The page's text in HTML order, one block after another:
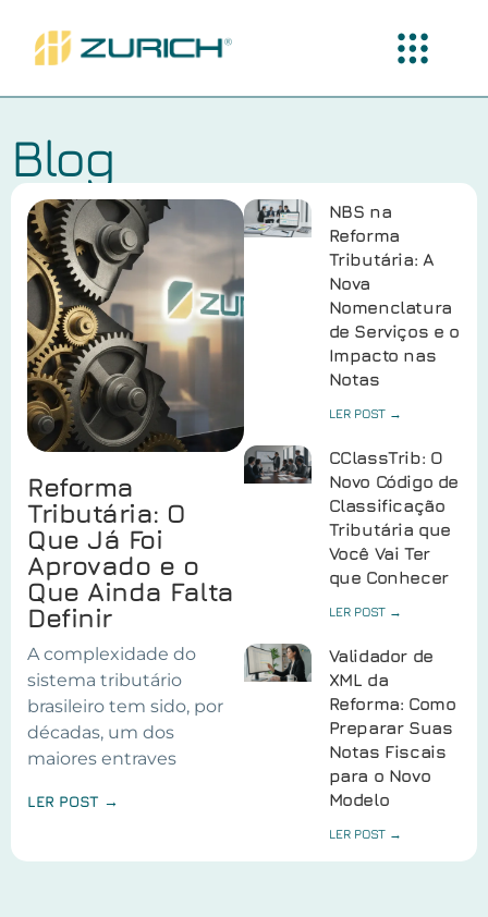
Blog
Reforma
Tributária: O
Que Já Foi
Aprovado e o
Que Ainda Falta
Definir
A complexidade do
sistema tributário
brasileiro tem sido, por
décadas, um dos
maiores entraves
LER POST →
NBS na
Reforma
Tributária: A
Nova
Nomenclatura
de Serviços e o
Impacto nas
Notas
LER POST →
CClassTrib: O
Novo Código de
Classificação
Tributária que
Você Vai Ter
que Conhecer
LER POST →
Validador de
XML da
Reforma: Como
Preparar Suas
Notas Fiscais
para o Novo
Modelo
LER POST →